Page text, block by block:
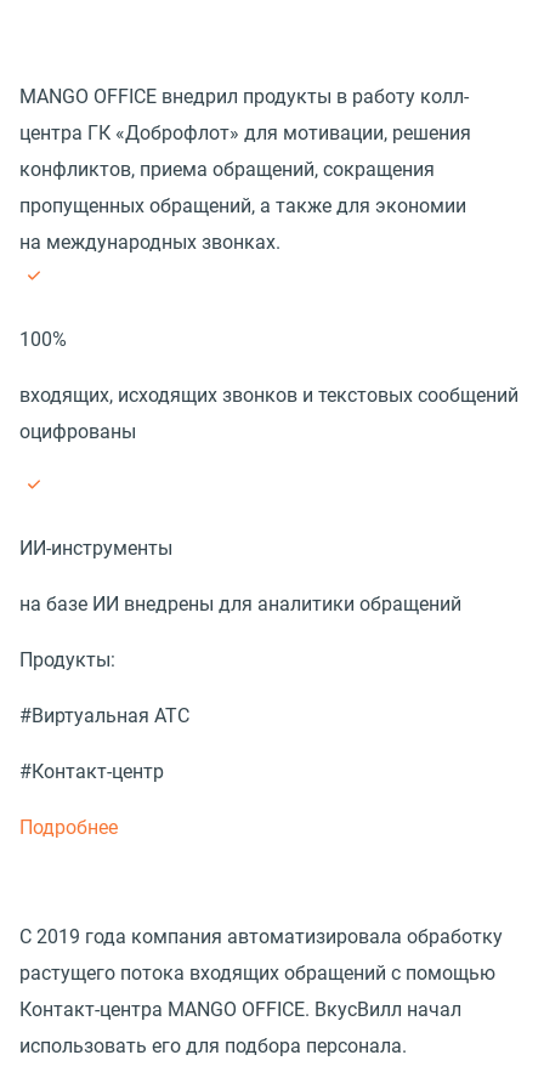
MANGO OFFICE внедрил продукты в работу колл-
центра ГК «Доброфлот» для мотивации, решения
конфликтов, приема обращений, сокращения
пропущенных обращений, а также для экономии
на международных звонках.
100%
входящих, исходящих звонков и текстовых сообщений
оцифрованы
ИИ-инструменты
на базе ИИ внедрены для аналитики обращений
Продукты:
#Виртуальная АТС
#Контакт-центр
Подробнее
С 2019 года компания автоматизировала обработку
растущего потока входящих обращений с помощью
Контакт-центра MANGO OFFICE. ВкусВилл начал
использовать его для подбора персонала.